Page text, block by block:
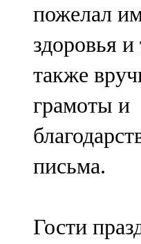
пожелал
здоровья и
также
грамоты и
письма.
Гости